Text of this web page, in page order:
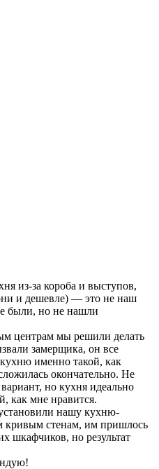
из-за короба и выступов,
и дешевле) — это не наш
были, но не нашли
центрам мы решили делать
замерщика, он все
именно такой, как
окончательно. Не
но кухня идеально
как мне нравится.
нашу кухню-
кривым стенам, им пришлось
шкафчиков, но результат